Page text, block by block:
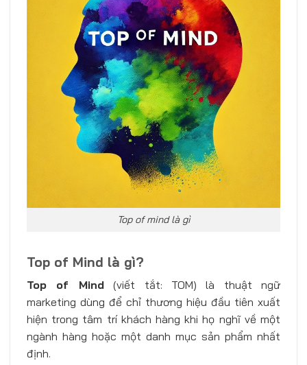
Top of mind là gì
Top of Mind là gì?
Top of Mind(viết tắt: TOM) là thuật ngữ
marketing dùng để chỉ thương hiệu đầu tiên xuất
hiện trong tâm trí khách hàng khi họ nghĩ về một
ngành hàng hoặc một danh mục sản phẩm nhất
định.